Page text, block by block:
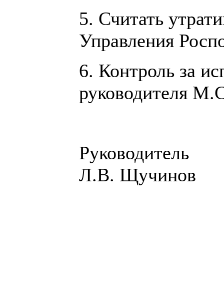
5. Считать
Управления
6. Контроль за
руководителя
Л.В. Щучинов